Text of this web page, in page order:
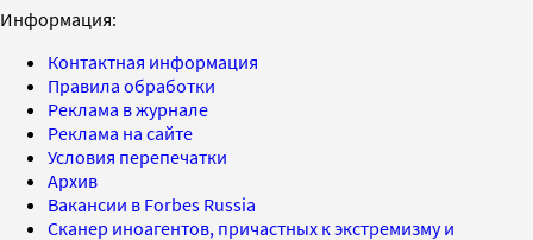
Информация:
Контактная информация
Правила обработки
Реклама в журнале
Реклама на сайте
Условия перепечатки
Архив
Вакансии в Forbes Russia
Сканер иноагентов, причастных к экстремизму и